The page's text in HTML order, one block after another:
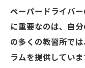
運転自信
埼玉でペーパ
おすすめの教
信頼でき
ペーパードライバ
に重要なのは、自
の多くの教習所で
ラムを提供してい